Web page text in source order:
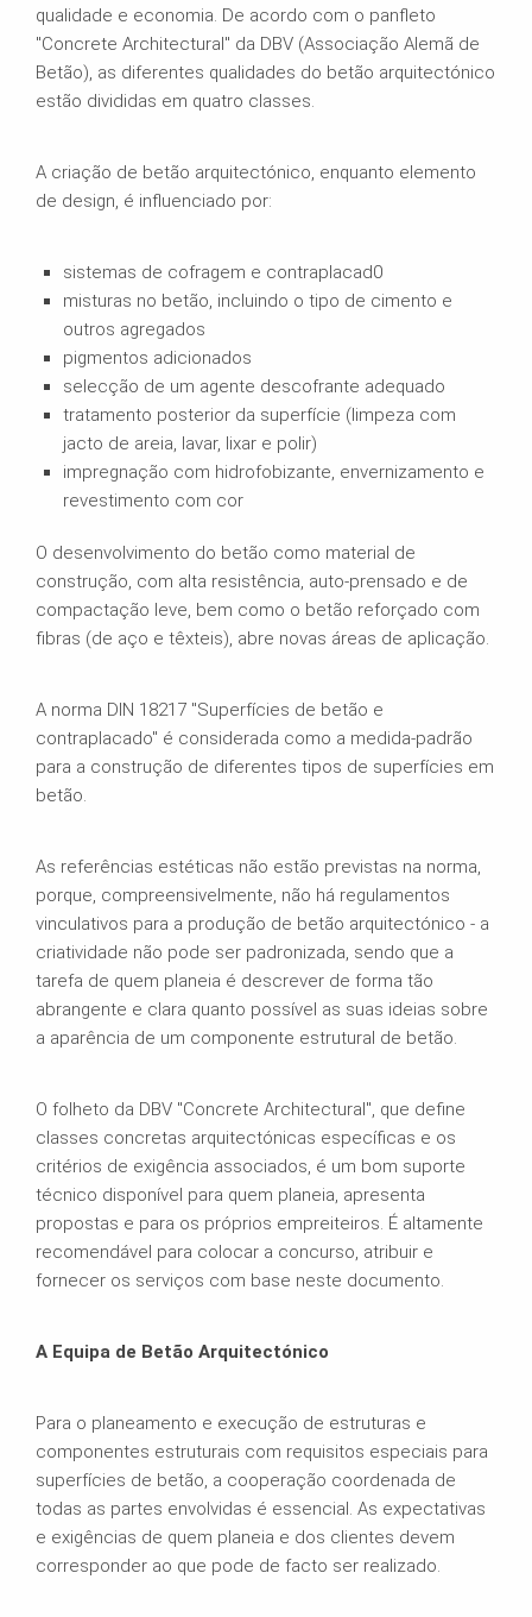
qualidade e economia. De acordo com o panfleto
"Concrete Architectural" da DBV (Associação Alemã de
Betão), as diferentes qualidades do betão arquitectónico
estão divididas em quatro classes.
A criação de betão arquitectónico, enquanto elemento
de design, é influenciado por:
sistemas de cofragem e contraplacad0
misturas no betão, incluindo o tipo de cimento e
outros agregados
pigmentos adicionados
selecção de um agente descofrante adequado
tratamento posterior da superfície (limpeza com
jacto de areia, lavar, lixar e polir)
impregnação com hidrofobizante, envernizamento e
revestimento com cor
O desenvolvimento do betão como material de
construção, com alta resistência, auto-prensado e de
compactação leve, bem como o betão reforçado com
fibras (de aço e têxteis), abre novas áreas de aplicação.
A norma DIN 18217 "Superfícies de betão e
contraplacado" é considerada como a medida-padrão
para a construção de diferentes tipos de superfícies em
betão.
As referências estéticas não estão previstas na norma,
porque, compreensivelmente, não há regulamentos
vinculativos para a produção de betão arquitectónico - a
criatividade não pode ser padronizada, sendo que a
tarefa de quem planeia é descrever de forma tão
abrangente e clara quanto possível as suas ideias sobre
a aparência de um componente estrutural de betão.
O folheto da DBV "Concrete Architectural", que define
classes concretas arquitectónicas específicas e os
critérios de exigência associados, é um bom suporte
técnico disponível para quem planeia, apresenta
propostas e para os próprios empreiteiros. É altamente
recomendável para colocar a concurso, atribuir e
fornecer os serviços com base neste documento.
A Equipa de Betão Arquitectónico
Para o planeamento e execução de estruturas e
componentes estruturais com requisitos especiais para
superfícies de betão, a cooperação coordenada de
todas as partes envolvidas é essencial. As expectativas
e exigências de quem planeia e dos clientes devem
corresponder ao que pode de facto ser realizado.